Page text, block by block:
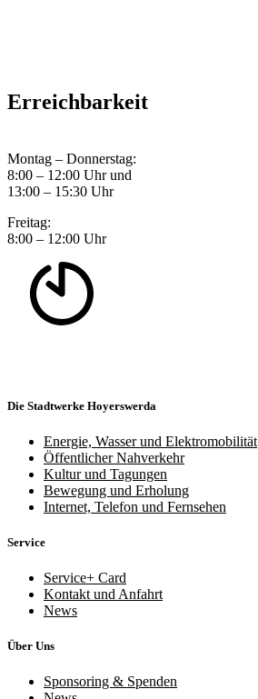
Erreichbarkeit
Montag – Donnerstag:
8:00 – 12:00 Uhr und
13:00 – 15:30 Uhr
Freitag:
8:00 – 12:00 Uhr
Die Stadtwerke Hoyerswerda
Energie, Wasser und Elektromobilität
Öffentlicher Nahverkehr
Kultur und Tagungen
Bewegung und Erholung
Internet, Telefon und Fernsehen
Service
Service+ Card
Kontakt und Anfahrt
News
Über Uns
Sponsoring & Spenden